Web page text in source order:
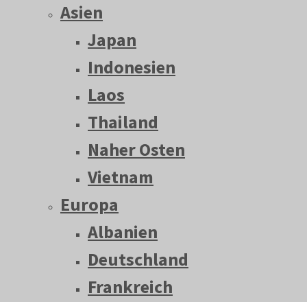
Asien
Japan
Indonesien
Laos
Thailand
Naher Osten
Vietnam
Europa
Albanien
Deutschland
Frankreich